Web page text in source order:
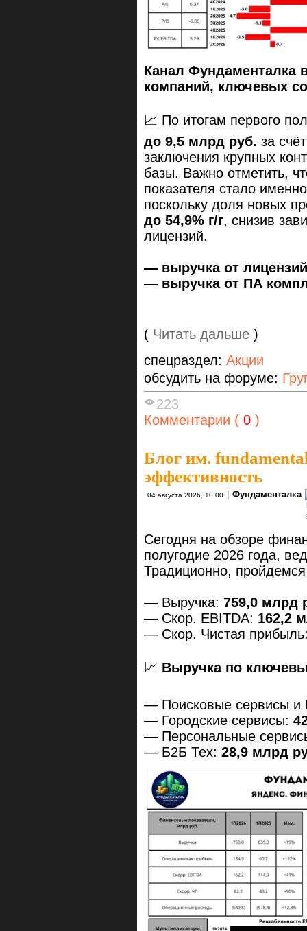
Канал Фундаменталка
компаний, ключевых
📈 По итогам первого
до 9,5 млрд руб. за
заключения крупных
базы. Важно отметить,
показателя стало
поскольку доля новых
до 54,9% г/г, снизив
лицензий.
— выручка от
— выручка от ПА
( Читать дальше )
спецраздел: Акции
обсудить на форуме:
223
Комментарии ( 0 )
Блог им.
эффективность
04 августа 2026, 10:00 Фундаменталка
Сегодня на обзоре
полугодие 2026 года,
Традиционно,
— Выручка: 759,0 млрд
— Скор. EBITDA: 162,2
— Скор. Чистая
📈 Выручка по
— Поисковые сервисы
— Городские сервисы:
— Персональные
— Б2Б Тех: 28,9 млрд